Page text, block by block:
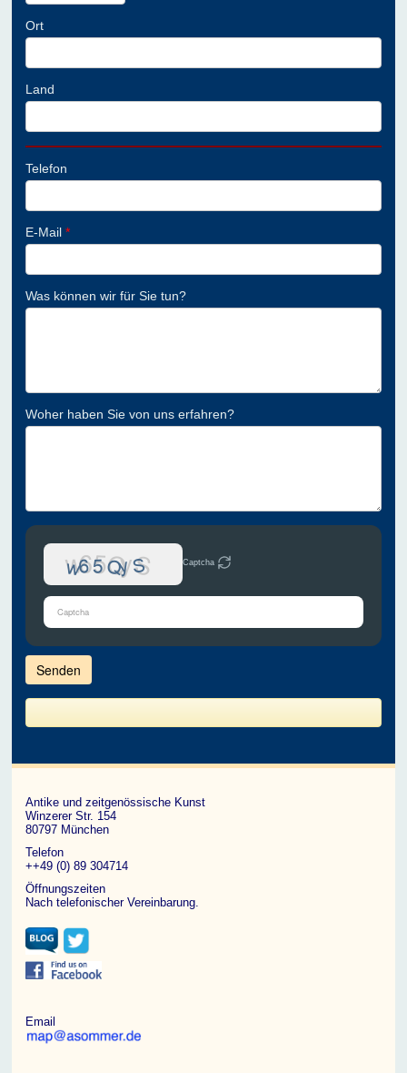
Ort
Land
Telefon
E-Mail*
Was können wir für Sie tun?
Woher haben Sie von uns erfahren?
Captcha
gib
die
im
CAPTCHA
angezeigten
bestätigen,
ein
Mensch
bist.
Antike und zeitgenössische Kunst
Winzerer Str. 154
80797 München
Telefon
++49 (0) 89 304714
Öffnungszeiten
Nach telefonischer Vereinbarung.
Email